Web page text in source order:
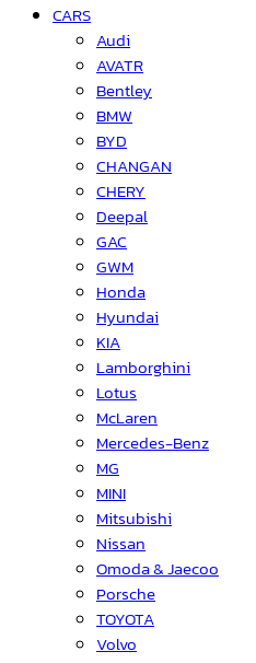
CARS
Audi
AVATR
Bentley
BMW
BYD
CHANGAN
CHERY
Deepal
GAC
GWM
Honda
Hyundai
KIA
Lamborghini
Lotus
McLaren
Mercedes-Benz
MG
MINI
Mitsubishi
Nissan
Omoda & Jaecoo
Porsche
TOYOTA
Volvo